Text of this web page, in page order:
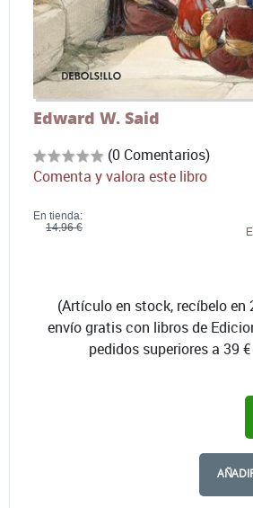
Edward W. Said
(0 Comentarios)
Comenta y valora este libro
En tienda:
14,96 €
(Artículo en stock, recíbelo en
envío gratis con libros de
pedidos superiores a 39